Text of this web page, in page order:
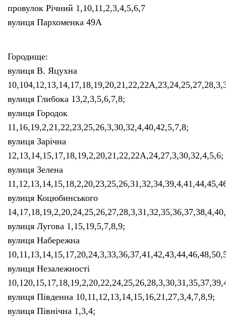
провулок Річний 1,10,11,2,3,4,5,6,7
вулиця Пархоменка 49А
Городище:
вулиця В. Яцухна
вулиця Глибока 13,2,3,5,6,7,8;
вулиця Городок
11,16,19,2,21,22,23,25,26,3,30,32,4,40,42,5,7,8;
вулиця Зарічна
12,13,14,15,17,18,19,2,20,21,22,22А,24,27,3,30,32,4,5,6;
вулиця Зелена
вулиця Коцюбинського
вулиця Лугова 1,15,19,5,7,8,9;
вулиця Набережна
вулиця Незалежності
вулиця Південна 10,11,12,13,14,15,16,21,27,3,4,7,8,9;
вулиця Північна 1,3,4;